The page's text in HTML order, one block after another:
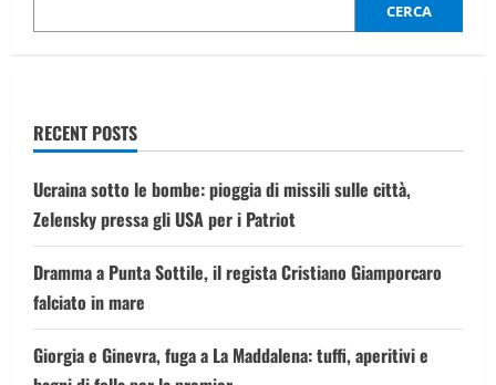
CERCA
RECENT POSTS
Ucraina sotto le bombe: pioggia di missili sulle città,
Zelensky pressa gli USA per i Patriot
Dramma a Punta Sottile, il regista Cristiano Giamporcaro
falciato in mare
Giorgia e Ginevra, fuga a La Maddalena: tuffi, aperitivi e